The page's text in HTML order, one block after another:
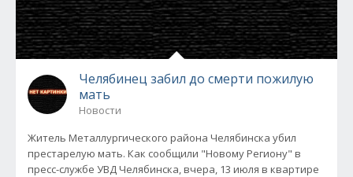
Челябинец забил до смерти пожилую
мать
Новости
Житель Металлургического района Челябинска убил
престарелую мать. Как сообщили "Новому Региону" в
пресс-службе УВД Челябинска, вчера, 13 июля в квартире